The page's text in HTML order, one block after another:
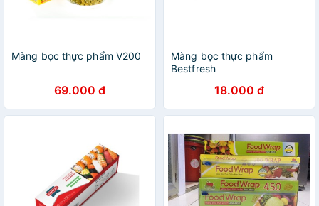
Màng bọc thực phẩm V200
69.000 đ
Màng bọc thực phẩm
Bestfresh
18.000 đ